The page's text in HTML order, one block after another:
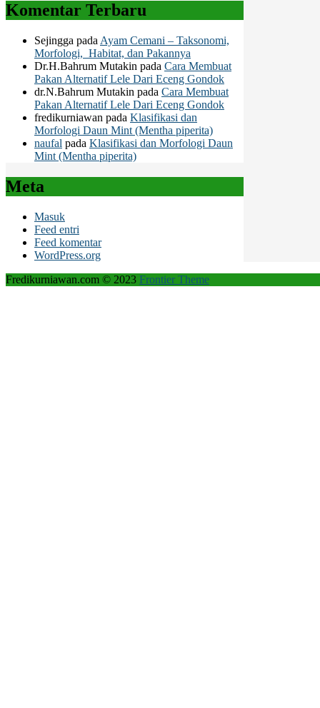
Komentar Terbaru
Sejingga pada Ayam Cemani – Taksonomi,
Morfologi, Habitat, dan Pakannya
Dr.H.Bahrum Mutakin pada Cara Membuat
Pakan Alternatif Lele Dari Eceng Gondok
dr.N.Bahrum Mutakin pada Cara Membuat
Pakan Alternatif Lele Dari Eceng Gondok
fredikurniawan pada Klasifikasi dan
Morfologi Daun Mint (Mentha piperita)
naufal pada Klasifikasi dan Morfologi Daun
Mint (Mentha piperita)
Meta
Masuk
Feed entri
Feed komentar
WordPress.org
Fredikurniawan.com © 2023 Frontier Theme